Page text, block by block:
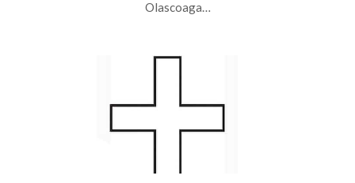
Olascoaga…